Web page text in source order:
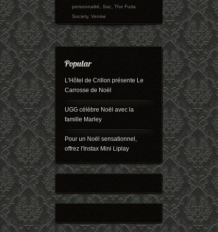
personnalité,Sac,The Furla
Society,Venise
L'Hôtel de Crillon présente Le
Carrosse de Noël
UGG célèbre Noël avec la
famille Marley
Pour un Noël sensationnel,
offrez l'Instax Mini Liplay